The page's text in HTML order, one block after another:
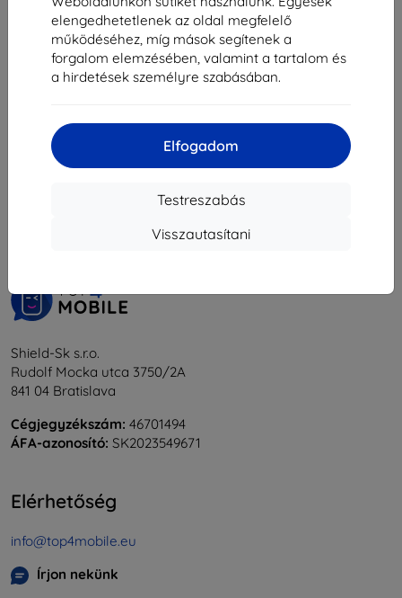
elengedhetetlenek az oldal megfelelő
működéséhez, míg mások segítenek a
forgalom elemzésében, valamint a tartalom és
a hirdetések személyre szabásában.
Elfogadom
Testreszabás
Visszautasítani
6 990 Ft
6 291 Ft
Raktáron 4 darab
Raktáron > 5 darab
Összes találat6.
Shield-Sk s.r.o.
Rudolf Mocka utca 3750/2A
841 04 Bratislava
Cégjegyzékszám: 46701494
ÁFA-azonosító: SK2023549671
Elérhetőség
info@top4mobile.eu
Írjon nekünk